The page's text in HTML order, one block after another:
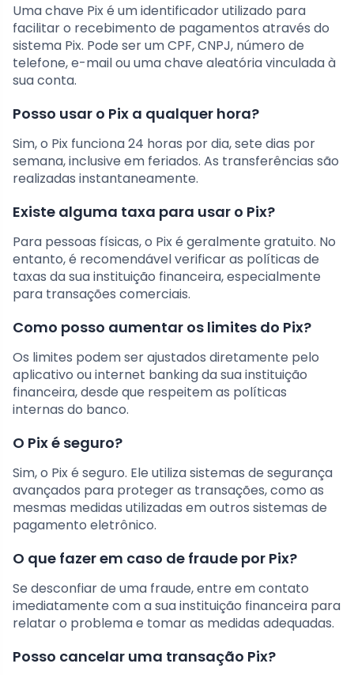
Uma chave Pix é um identificador utilizado para
facilitar o recebimento de pagamentos através do
sistema Pix. Pode ser um CPF, CNPJ, número de
telefone, e-mail ou uma chave aleatória vinculada à
sua conta.
Posso usar o Pix a qualquer hora?
Sim, o Pix funciona 24 horas por dia, sete dias por
semana, inclusive em feriados. As transferências são
realizadas instantaneamente.
Existe alguma taxa para usar o Pix?
Para pessoas físicas, o Pix é geralmente gratuito. No
entanto, é recomendável verificar as políticas de
taxas da sua instituição financeira, especialmente
para transações comerciais.
Como posso aumentar os limites do Pix?
Os limites podem ser ajustados diretamente pelo
aplicativo ou internet banking da sua instituição
financeira, desde que respeitem as políticas
internas do banco.
O Pix é seguro?
Sim, o Pix é seguro. Ele utiliza sistemas de segurança
avançados para proteger as transações, como as
mesmas medidas utilizadas em outros sistemas de
pagamento eletrônico.
O que fazer em caso de fraude por Pix?
Se desconfiar de uma fraude, entre em contato
imediatamente com a sua instituição financeira para
relatar o problema e tomar as medidas adequadas.
Posso cancelar uma transação Pix?